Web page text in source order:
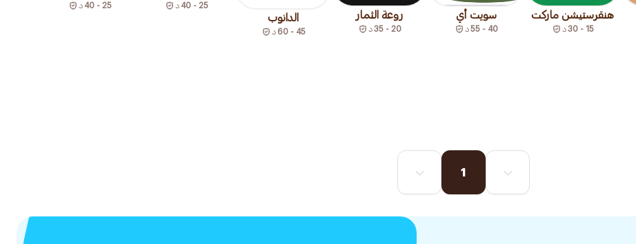
هنقرستيشن ماركت
15 - 30 د
سويت أي
40 - 55 د
روعة الثمار
20 - 35 د
الدانوب
45 - 60 د
25 - 40 د 25 - 40 د
1